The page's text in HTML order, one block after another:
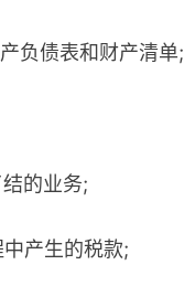
负债表和财产清单;
的业务;
产生的税款;